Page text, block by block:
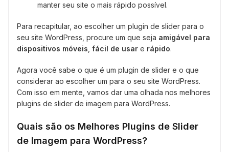
manter seu site o mais rápido possível.
Para recapitular, ao escolher um plugin de slider para o
seu site WordPress, procure um que seja amigável para
dispositivos móveis fácil de usar e rápido.
Agora você sabe o que é um plugin de slider e o que
considerar ao escolher um para o seu site WordPress.
Com isso em mente, vamos dar uma olhada nos melhores
plugins de slider de imagem para WordPress.
Quais são os Melhores Plugins de Slider
de Imagem para WordPress?